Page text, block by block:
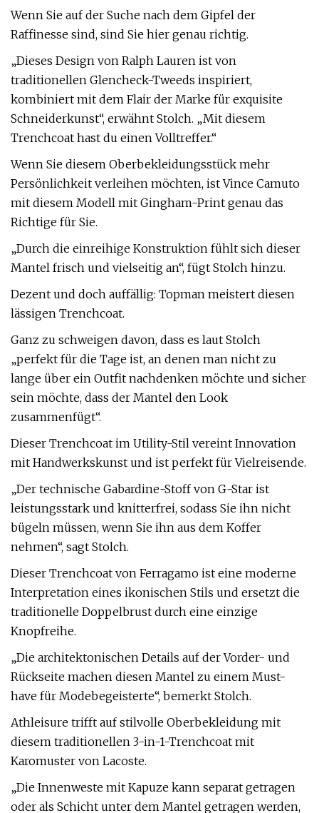
Wenn Sie auf der Suche nach dem Gipfel der
Raffinesse sind, sind Sie hier genau richtig.
„Dieses Design von Ralph Lauren ist von
traditionellen Glencheck-Tweeds inspiriert,
kombiniert mit dem Flair der Marke für exquisite
Schneiderkunst“, erwähnt Stolch. „Mit diesem
Trenchcoat hast du einen Volltreffer.“
Wenn Sie diesem Oberbekleidungsstück mehr
Persönlichkeit verleihen möchten, ist Vince Camuto
mit diesem Modell mit Gingham-Print genau das
Richtige für Sie.
„Durch die einreihige Konstruktion fühlt sich dieser
Mantel frisch und vielseitig an“, fügt Stolch hinzu.
Dezent und doch auffällig: Topman meistert diesen
lässigen Trenchcoat.
Ganz zu schweigen davon, dass es laut Stolch
„perfekt für die Tage ist, an denen man nicht zu
lange über ein Outfit nachdenken möchte und sicher
sein möchte, dass der Mantel den Look
zusammenfügt“.
Dieser Trenchcoat im Utility-Stil vereint Innovation
mit Handwerkskunst und ist perfekt für Vielreisende.
„Der technische Gabardine-Stoff von G-Star ist
leistungsstark und knitterfrei, sodass Sie ihn nicht
bügeln müssen, wenn Sie ihn aus dem Koffer
nehmen“, sagt Stolch.
Dieser Trenchcoat von Ferragamo ist eine moderne
Interpretation eines ikonischen Stils und ersetzt die
traditionelle Doppelbrust durch eine einzige
Knopfreihe.
„Die architektonischen Details auf der Vorder- und
Rückseite machen diesen Mantel zu einem Must-
have für Modebegeisterte“, bemerkt Stolch.
Athleisure trifft auf stilvolle Oberbekleidung mit
diesem traditionellen 3-in-1-Trenchcoat mit
Karomuster von Lacoste.
„Die Innenweste mit Kapuze kann separat getragen
oder als Schicht unter dem Mantel getragen werden,